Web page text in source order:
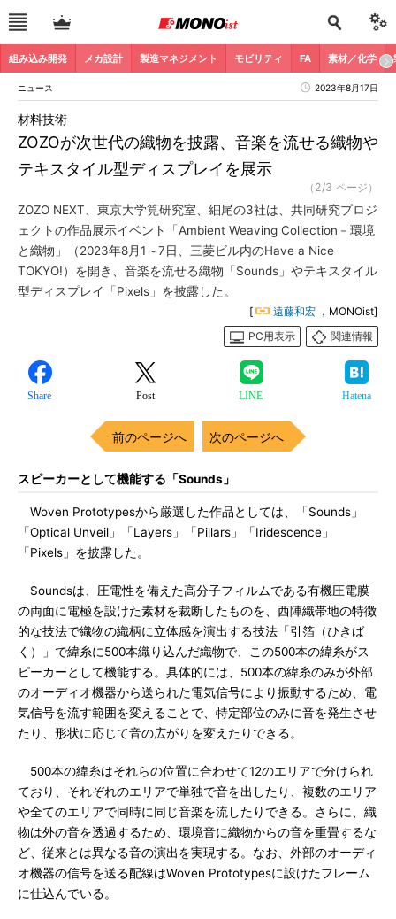
組み込み開発 メカ設計 製造マネジメント モビリティ FA 素材／化学
ニュース 2023年8月17日
ZOZOが次世代の織物を披露、音楽を流せる織物や
テキスタイル型ディスプレイを展示
材料技術
（2/3 ページ）
ZOZO NEXT、東京大学筧研究室、細尾の3社は、共同研究プロジ
ェクトの作品展示イベント「Ambient Weaving Collection－環境
と織物」（2023年8月1～7日、三菱ビル内のHave a Nice
TOKYO!）を開き、音楽を流せる織物「Sounds」やテキスタイル
型ディスプレイ「Pixels」を披露した。
[ 遠藤和宏 ，MONOist]
PC用表示
関連情報
Share Post LINE Hatena
前のページへ 次のページへ
スピーカーとして機能する「Sounds」
Woven Prototypesから厳選した作品としては、「Sounds」
「Optical Unveil」「Layers」「Pillars」「Iridescence」
「Pixels」を披露した。
Soundsは、圧電性を備えた高分子フィルムである有機圧電膜
の両面に電極を設けた素材を裁断したものを、西陣織帯地の特徴
的な技法で織物の織柄に立体感を演出する技法「引箔（ひきば
く）」で緯糸に500本織り込んだ織物で、この500本の緯糸がス
ピーカーとして機能する。具体的には、500本の緯糸のみが外部
のオーディオ機器から送られた電気信号により振動するため、電
気信号を流す範囲を変えることで、特定部位のみに音を発生させ
たり、形状に応じて音の広がりを変えたりできる。
500本の緯糸はそれらの位置に合わせて12のエリアで分けられ
ており、それぞれのエリアで単独で音を出したり、複数のエリア
や全てのエリアで同時に同じ音楽を流したりできる。さらに、織
物は外の音を透過するため、環境音に織物からの音を重畳するな
ど、従来とは異なる音の演出を実現する。なお、外部のオーディ
オ機器の信号を送る配線はWoven Prototypesに設けたフレーム
に仕込んでいる。